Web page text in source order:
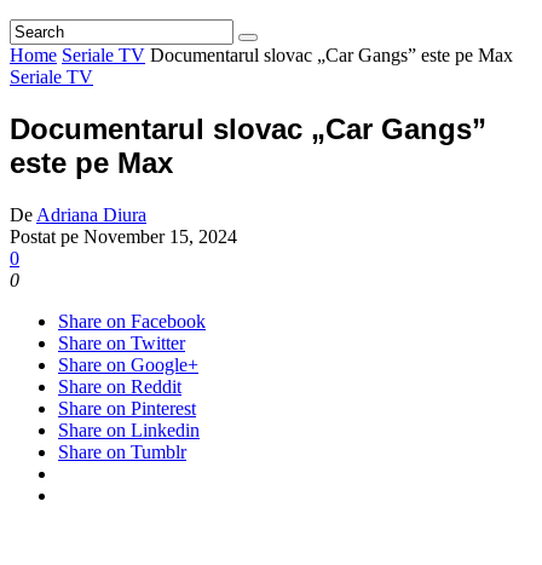
Home Seriale TV Documentarul slovac „Car Gangs” este pe Max
Seriale TV
Documentarul slovac „Car Gangs”
este pe Max
De Adriana Diura
Postat pe November 15, 2024
0
0
Share on Facebook
Share on Twitter
Share on Google+
Share on Reddit
Share on Pinterest
Share on Linkedin
Share on Tumblr